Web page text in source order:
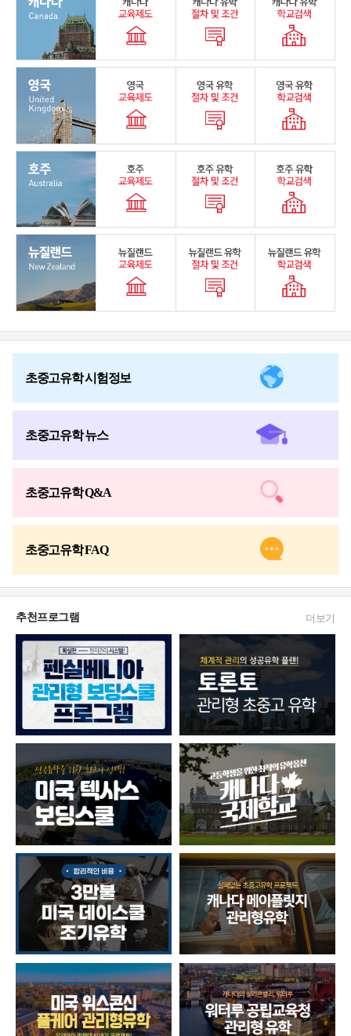
초중고유학 시험정보
초중고유학 뉴스
초중고유학 Q&A
초중고유학 FAQ
추천프로그램 더보기